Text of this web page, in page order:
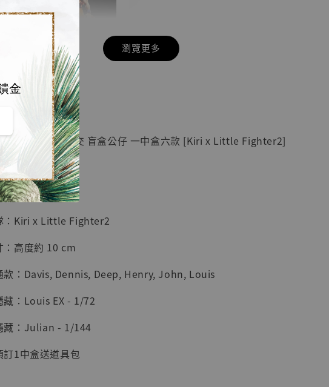
金
【店內現貨】七龍珠
系列蒐藏雕像 悟空
鳥山明紀念款 [奇蹟
工作室]
NT$ 4,280
NT$ 5,580
- +
加入購物車
瀏覽更多
人島玩具】
購】小朋友齊打交 盲盒公仔 一中盒六款 [Kiri x Little Fighter2]
品資訊：
：Kiri x Little Fighter2
：高度約 10 cm
款：Davis, Dennis, Deep, Henry, John, Louis
藏：Louis EX - 1/72
藏：Julian - 1/144
訂1中盒送道具包